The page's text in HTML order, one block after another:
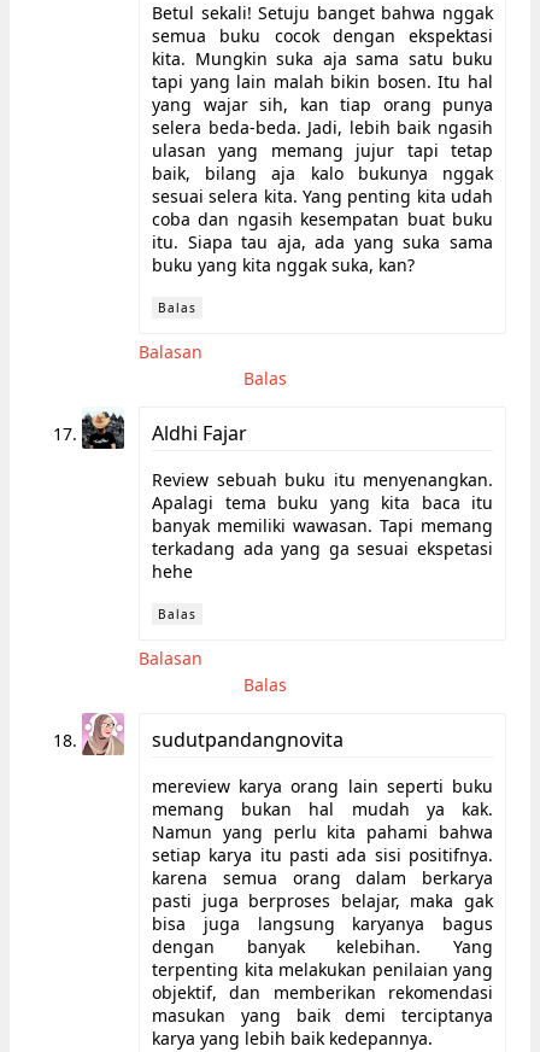
Betul sekali! Setuju banget bahwa nggak
semua buku cocok dengan ekspektasi
kita. Mungkin suka aja sama satu buku
tapi yang lain malah bikin bosen. Itu hal
yang wajar sih, kan tiap orang punya
selera beda-beda. Jadi, lebih baik ngasih
ulasan yang memang jujur tapi tetap
baik, bilang aja kalo bukunya nggak
sesuai selera kita. Yang penting kita udah
coba dan ngasih kesempatan buat buku
itu. Siapa tau aja, ada yang suka sama
buku yang kita nggak suka, kan?
Balas
Balasan
Balas
Aldhi Fajar
Review sebuah buku itu menyenangkan.
Apalagi tema buku yang kita baca itu
banyak memiliki wawasan. Tapi memang
terkadang ada yang ga sesuai ekspetasi
hehe
Balas
Balasan
Balas
sudutpandangnovita
mereview karya orang lain seperti buku
memang bukan hal mudah ya kak.
Namun yang perlu kita pahami bahwa
setiap karya itu pasti ada sisi positifnya.
karena semua orang dalam berkarya
pasti juga berproses belajar, maka gak
bisa juga langsung karyanya bagus
dengan banyak kelebihan. Yang
terpenting kita melakukan penilaian yang
objektif, dan memberikan rekomendasi
masukan yang baik demi terciptanya
karya yang lebih baik kedepannya.